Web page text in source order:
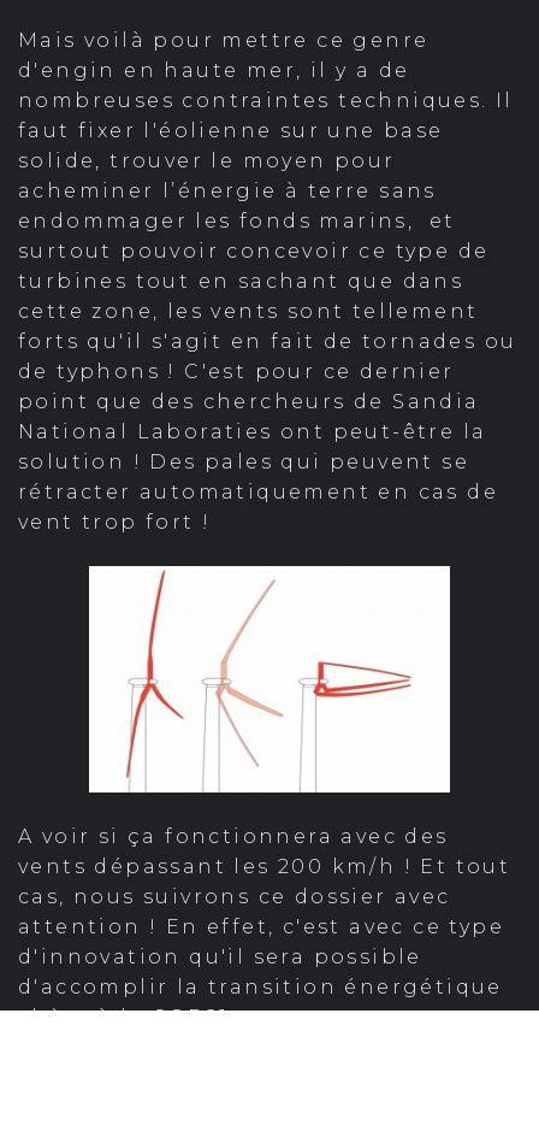
Mais voilà pour mettre ce genre
d'engin en haute mer, il y a de
nombreuses contraintes techniques. Il
faut fixer l'éolienne sur une base
solide, trouver le moyen pour
acheminer l’énergie à terre sans
endommager les fonds marins, et
surtout pouvoir concevoir ce type de
turbines tout en sachant que dans
cette zone, les vents sont tellement
forts qu'il s'agit en fait de tornades ou
de typhons ! C'est pour ce dernier
point que des chercheurs de Sandia
National Laboraties ont peut-être la
solution ! Des pales qui peuvent se
rétracter automatiquement en cas de
vent trop fort !
A voir si ça fonctionnera avec des
vents dépassant les 200 km/h ! Et tout
cas, nous suivrons ce dossier avec
attention ! En effet, c'est avec ce type
d'innovation qu'il sera possible
d'accomplir la transition énergétique
chère à la COP21...